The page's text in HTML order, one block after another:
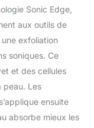
Microfine
une
et une
avec
de confort
La cage
sur
contre
Sonic Edge,
aux outils de
exfoliation
soniques. Ce
et des cellules
peau. Les
ensuite
absorbe mieux les